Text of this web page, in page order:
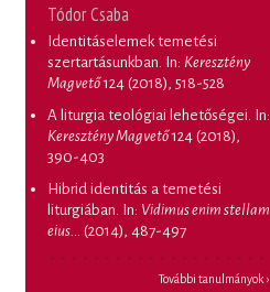
Tódor Csaba
Identitáselemek temetési
szertartásunkban . In: Keresztény
Magvető124 (2018), 518-528
A liturgia teológiai lehetőségei . In:
Keresztény Magvető124 (2018),
390-403
Hibrid identitás a temetési
liturgiában . In: Vidimus enim stellam
eius...
(2014), 487-497
További tanulmányok ›